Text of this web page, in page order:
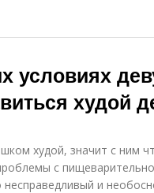
условиях
худой
худой, значит с ним
с
и